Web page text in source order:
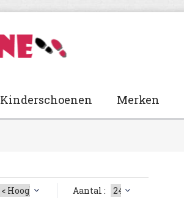
Kinderschoenen Merken
Aantal :